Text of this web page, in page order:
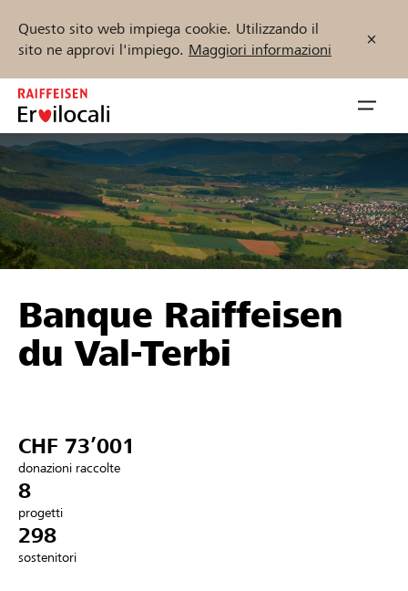
Questo sito web impiega cookie. Utilizzando il
sito ne approvi l'impiego. Maggiori informazioni
Zum
Inhalt
springen
öffnen
Sostenere
Aiuto & supporto
Collegarsi
Trova progetti e organizzazioni
Inizia ora
Banque Raiffeisen
du Val-Terbi
CHF 73’001
donazioni raccolte
8
progetti
298
sostenitori